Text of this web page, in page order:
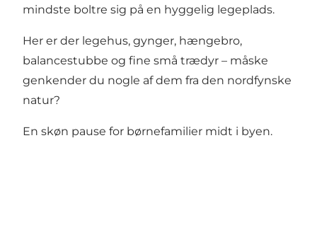
mindste boltre sig på en hyggelig legeplads.
Her er der legehus, gynger, hængebro,
balancestubbe og fine små trædyr – måske
genkender du nogle af dem fra den nordfynske
natur?
En skøn pause for børnefamilier midt i byen.